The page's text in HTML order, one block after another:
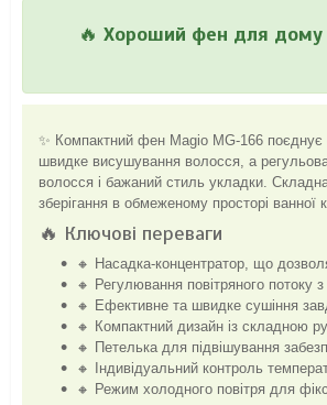
🔥 Хороший фен для дому
✨ Компактний фен Magio MG-166 поєднує
швидке висушування волосся, а
волосся і бажаний стиль укладки.
зберігання в обмеженому просторі ванної
🔥 Ключові переваги
🔸 Насадка-концентратор, що
🔸 Регулювання повітряного потоку
🔸 Ефективне та швидке сушіння
🔸 Компактний дизайн із складною
🔸 Петелька для підвішування
🔸 Індивідуальний контроль
🔸 Режим холодного повітря для